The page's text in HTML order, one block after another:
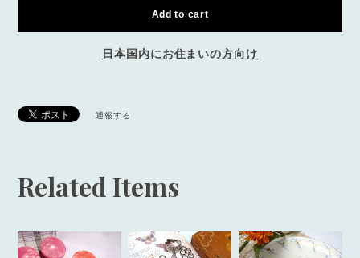
Add to cart
日本国内にお住まいの方向け
通報する
Related Items